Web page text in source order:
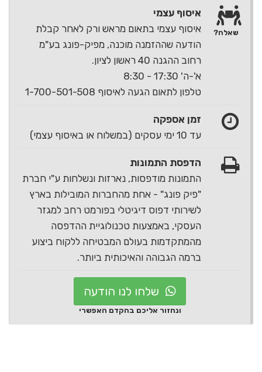
איסוף עצמי
איסוף עצמי בתאום מראש ורק לאחר קבלת
הודעה שההזמנה מוכנה, מפיק-פונג בע"מ
רחוב ההגנה 40 ראשון לציון.
א'-ה' 17:30 - 8:30
טלפון לתאום הגעה לאיסוף 1-700-501-508
זמן אספקה
עד 10 ימי עסקים (במשלוח או באיסוף עצמי)
הדפסת התמונות
התמונות מודפסות, נארזות ונשלחות ע"י חברת
"פיק פונג" - אחת מהחברות המובילות בארץ
לשירותי דפוס דיגיטלי בפורמט רחב למגזר
העסקי, באמצעות טכנולוגיית ההדפסה
מהמתקדמות בעולם המבטיחה ללקוח ביצוע
ברמה הגבוהה והאיכותית ביותר.
שאלה?
שלחו לנו הודעה
ונחזור אליכם בהקדם האפשרי